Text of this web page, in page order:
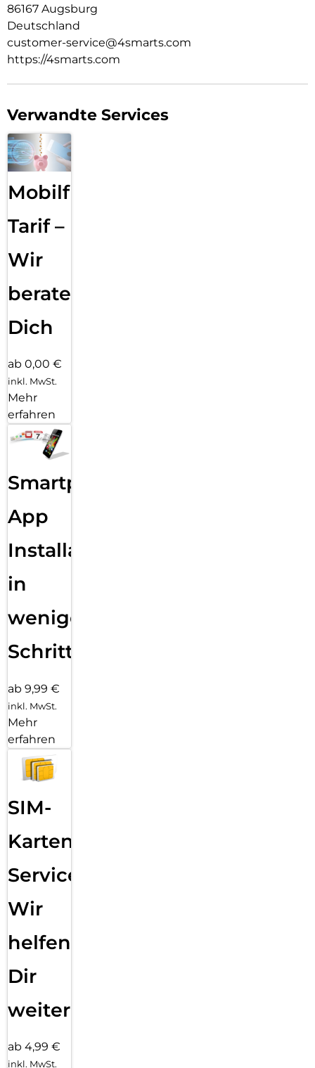
86167 Augsburg
Deutschland
customer-service@4smarts.com
https://4smarts.com
Verwandte Services
Mobilfunk
Tarif –
Wir
beraten
Dich
ab 0,00 €
inkl. MwSt.
Mehr
erfahren
Smartphone
App
Installation
in
wenigen
Schritten
ab 9,99 €
inkl. MwSt.
Mehr
erfahren
SIM-
Karten
Service:
Wir
helfen
Dir
weiter
ab 4,99 €
inkl. MwSt.